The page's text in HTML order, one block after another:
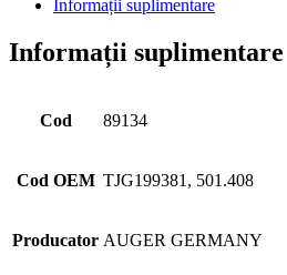
Informații suplimentare
Informații suplimentare
Cod 89134
Cod OEM TJG199381, 501.408
Producator AUGER GERMANY